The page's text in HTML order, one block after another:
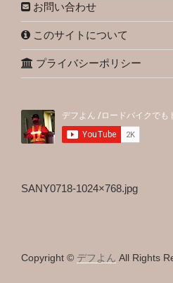
お問い合わせ
このサイトについて
プライバシーポリシー
SANY0718-1024×768.jpg
Copyright © デフよん All Rights